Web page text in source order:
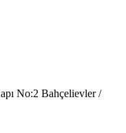
No:2 Bahçelievler /